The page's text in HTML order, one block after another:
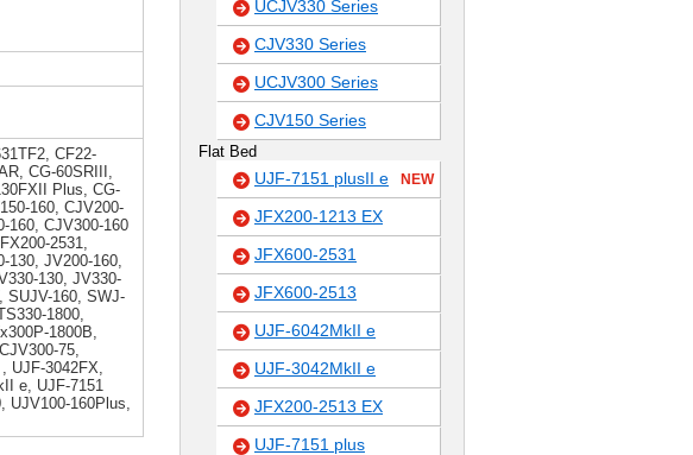
CF22-
CG-60SRIII,
Plus, CG-
160, CJV200-
160, CJV300-160
2531,
130, JV200-160,
130, JV330-
SUJV-160, SWJ-
1800,
1800B,
75,
UJF-3042FX,
e, UJF-7151
UJV100-160Plus,
UCJV330 Series
CJV330 Series
UCJV300 Series
CJV150 Series
Flat Bed
UJF-7151 plusII e NEW
JFX200-1213 EX
JFX600-2531
JFX600-2513
UJF-6042MkII e
UJF-3042MkII e
JFX200-2513 EX
UJF-7151 plus